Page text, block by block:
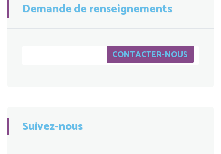
Demande de renseignements
CONTACTER-NOUS
Suivez-nous